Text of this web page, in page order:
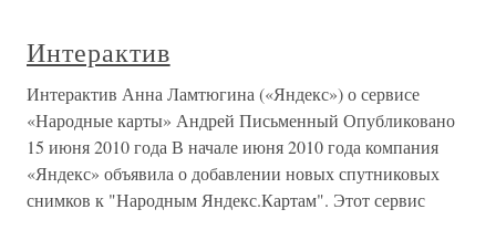
Интерактив
Интерактив Анна Ламтюгина («Яндекс») о сервисе
«Народные карты» Андрей Письменный Опубликовано
15 июня 2010 года В начале июня 2010 года компания
«Яндекс» объявила о добавлении новых спутниковых
снимков к "Народным Яндекс.Картам". Этот сервис